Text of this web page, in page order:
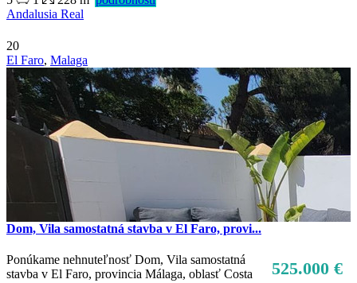
Andalusia Real
20
El Faro, Malaga
Dom, Vila samostatná stavba v El Faro, provi...
525.000 €
Ponúkame nehnuteľnosť Dom, Vila samostatná
stavba v El Faro, provincia Málaga, oblasť Costa